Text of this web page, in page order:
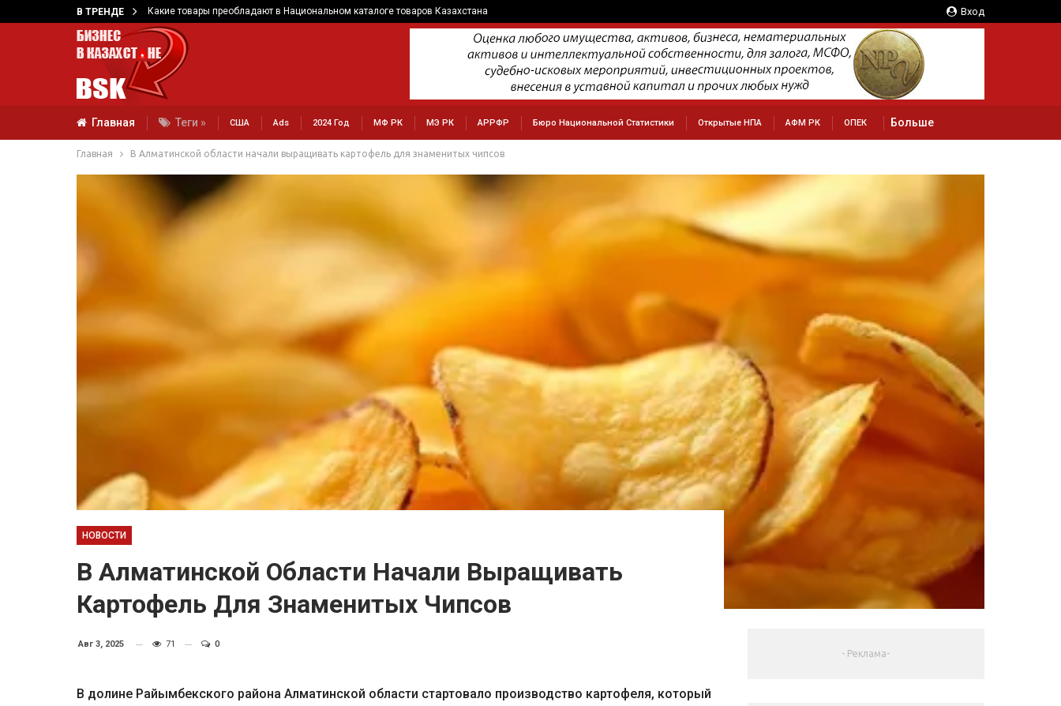
Вход
В ТРЕНДЕ Какие товары преобладают в Национальном каталоге товаров Казахстана
Главная Теги » США Ads 2024 Год МФ РК МЭ РК АРРФР Бюро Национальной Статистики Открытые НПА АФМ РК ОПЕК Больше
Главная В Алматинской области начали выращивать картофель для знаменитых чипсов
НОВОСТИ
В Алматинской Области Начали Выращивать
Картофель Для Знаменитых Чипсов
Авг 3, 2025 71 0
В долине Райымбекского района Алматинской области стартовало производство картофеля, который
- Реклама-